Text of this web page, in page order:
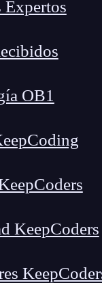
Expertos
OB1
KeepCoders
Key en SQL
Foreign